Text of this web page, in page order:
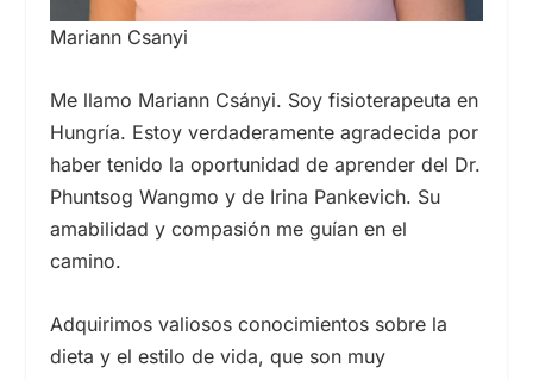
Mariann Csanyi
Me llamo Mariann Csányi. Soy fisioterapeuta en
Hungría. Estoy verdaderamente agradecida por
haber tenido la oportunidad de aprender del Dr.
Phuntsog Wangmo y de Irina Pankevich. Su
amabilidad y compasión me guían en el
camino.
Adquirimos valiosos conocimientos sobre la
dieta y el estilo de vida, que son muy